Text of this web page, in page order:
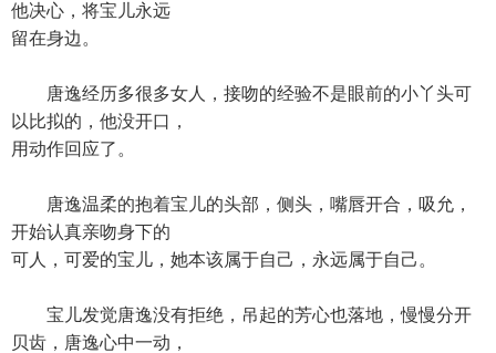
他决心，将宝儿永远
留在身边。
唐逸经历多很多女人，接吻的经验不是眼前的小丫头可
以比拟的，他没开口，
用动作回应了。
唐逸温柔的抱着宝儿的头部，侧头，嘴唇开合，吸允，
开始认真亲吻身下的
可人，可爱的宝儿，她本该属于自己，永远属于自己。
宝儿发觉唐逸没有拒绝，吊起的芳心也落地，慢慢分开
贝齿，唐逸心中一动，